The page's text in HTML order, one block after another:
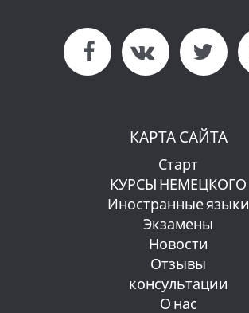
КАРТА САЙТА
Старт
КУРСЫ НЕМЕЦКОГО
Иностранные языки
Экзамены
Новости
Отзывы
консультации
О нас